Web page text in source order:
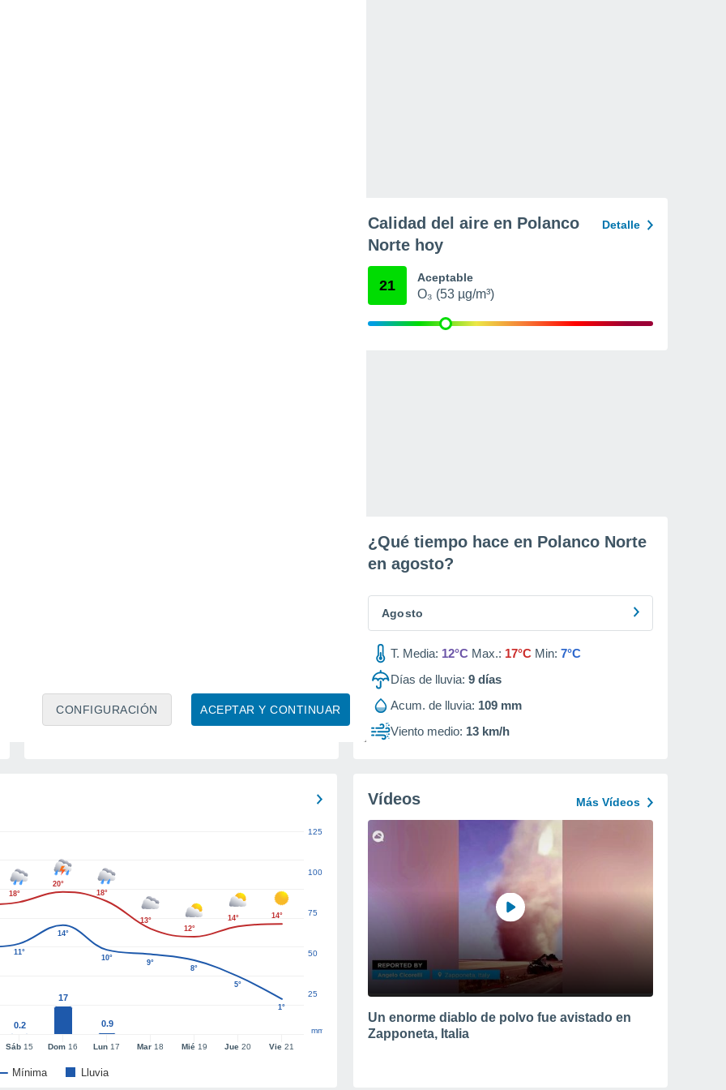
ACEPTAR Y CONTINUAR
CONFIGURACIÓN
Calidad del aire en Polanco
Norte hoy
Detalle
21 Aceptable
O₃ (53 µg/m³)
¿Qué tiempo hace en Polanco Norte
en agosto?
Agosto
T. Media: 12°C Max.: 17°C Min: 7°C
Días de lluvia: 9 días
Acum. de lluvia: 109 mm
Viento medio: 13 km/h
Mínima Lluvia
Sáb15 Dom 16 Lun 17 Mar 18 Mié19 Jue 20 Vie 21
25
50
75
100
125
mm
0.2
17
0.9
18°
20°
18°
13°
12°
14° 14°
11°
14°
10°
9°
8°
5°
1°
Vídeos Más Vídeos
Un enorme diablo de polvo fue avistado en
Zapponeta, Italia